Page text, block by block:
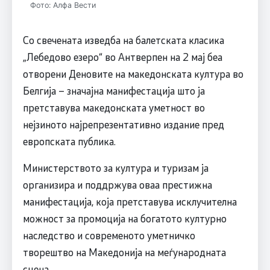
Фото: Алфа Вести
Со свечената изведба на балетската класика
„Лебедово езеро“ во Антверпен на 2 мај беа
отворени Деновите на македонската култура во
Белгија – значајна манифестација што ја
претставува македонската уметност во
нејзиното најрепрезентативно издание пред
европската публика.
Министерството за култура и туризам ја
организира и поддржува оваа престижна
манифестација, која претставува исклучителна
можност за промоција на богатото културно
наследство и современото уметничко
творештво на Македонија на меѓународната